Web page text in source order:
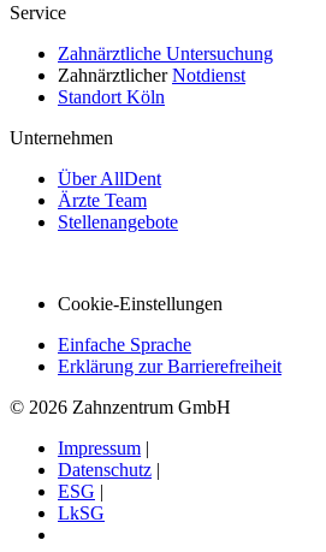
Service
Zahnärztliche Untersuchung
ZahnärztlicherNotdienst
Standort Köln
Unternehmen
Über AllDent
Ärzte Team
Stellenangebote
Cookie-Einstellungen
Einfache Sprache
Erklärung zur Barrierefreiheit
© 2026 Zahnzentrum GmbH
Impressum |
Datenschutz |
ESG |
LkSG